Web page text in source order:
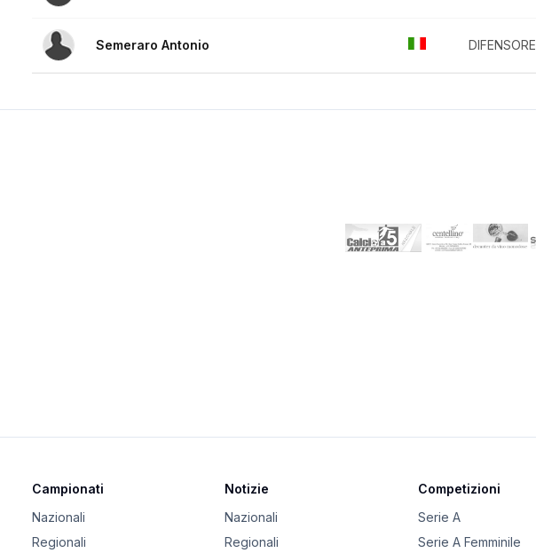
Semeraro Antonio DIFENSORE
Campionati
Nazionali
Regionali
Notizie
Nazionali
Regionali
Competizioni
Serie A
Serie A Femminile